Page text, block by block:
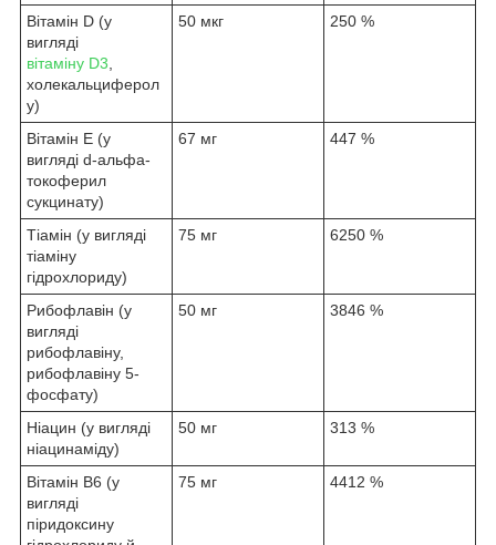
Вітамін D (у
вигляді
вітаміну D3
холекальциферол
у)
50 мкг 250 %
Вітамін E (у
вигляді d-альфа-
токоферил
сукцинату)
67 мг 447 %
Тіамін (у вигляді
тіаміну
гідрохлориду)
75 мг 6250 %
Рибофлавін (у
вигляді
рибофлавіну,
рибофлавіну 5-
фосфату)
50 мг 3846 %
Ніацин (у вигляді
ніацинаміду)
50 мг 313 %
Вітамін B6 (у
вигляді
піридоксину
75 мг 4412 %